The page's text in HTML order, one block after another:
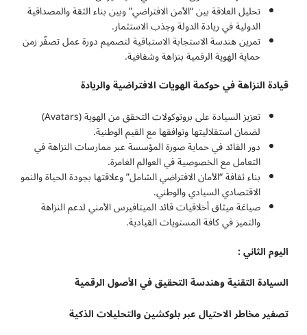
تحليل العلاقة بين “الأمن الافتراضي” وبين بناء الثقة والمصداقية
الدولية في ريادة الدولة وجذب الاستثمار.
تمرين هندسة الاستجابة الاستباقية لتصميم دورة عمل تصفّر زمن
حماية الهوية الرقمية بنزاهة وشفافية.
قيادة النزاهة في حوكمة الهويات الافتراضية والريادة
تعزيز السيادة على بروتوكولات التحقق من الهوية (Avatars)
لضمان استقلاليتها وتوافقها مع القيم الوطنية.
دور القائد في حماية صورة المؤسسة عبر ممارسات النزاهة في
التعامل مع الخصوصية في العوالم الغامرة.
بناء ثقافة “الأمان الافتراضي الشامل” وعلاقتها بجودة الحياة والنمو
الاقتصادي السيادي والوطني.
صياغة ميثاق أخلاقيات قائد الميتافيرس الأمني لدعم النزاهة
والتميز في كافة المستويات القيادية.
اليوم الثاني :
السيادة التقنية وهندسة التحقيق في الأصول الرقمية
تصفير مخاطر الاحتيال عبر بلوكشين والتحليلات الذكية